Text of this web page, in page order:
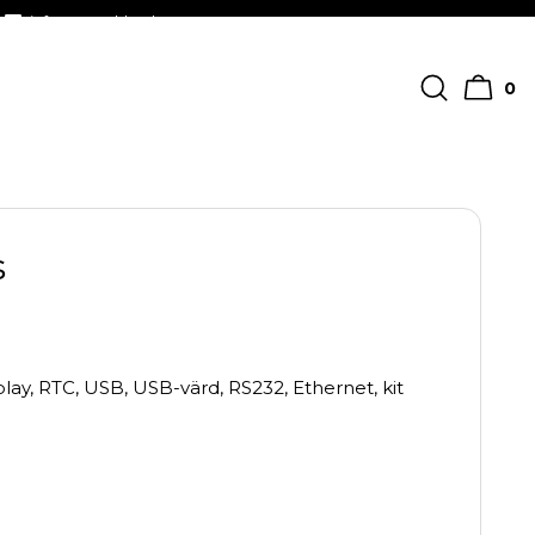
info@streckkodscenter.se
0
RTC, USB, USB-värd, RS232, Ethernet, kit